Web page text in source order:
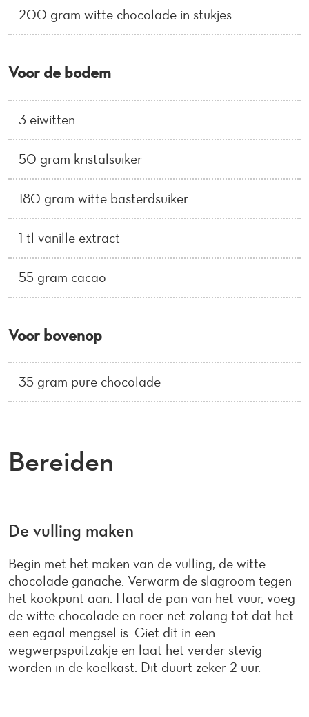
200 gram witte chocolade in stukjes
Voor de bodem
3 eiwitten
50 gram kristalsuiker
180 gram witte basterdsuiker
1 tl vanille extract
55 gram cacao
Voor bovenop
35 gram pure chocolade
Bereiden
De vulling maken
Begin met het maken van de vulling, de witte
chocolade ganache. Verwarm de slagroom tegen
het kookpunt aan. Haal de pan van het vuur, voeg
de witte chocolade en roer net zolang tot dat het
een egaal mengsel is. Giet dit in een
wegwerpspuitzakje en laat het verder stevig
worden in de koelkast. Dit duurt zeker 2 uur.